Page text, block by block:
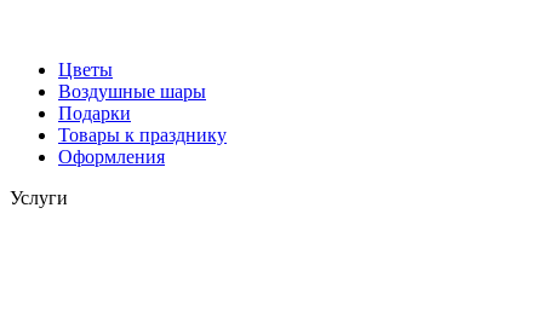
Цветы
Воздушные шары
Подарки
Товары к празднику
Оформления
Услуги